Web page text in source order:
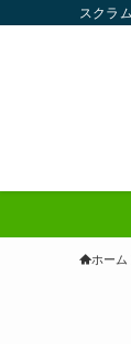
スクラ
ホーム